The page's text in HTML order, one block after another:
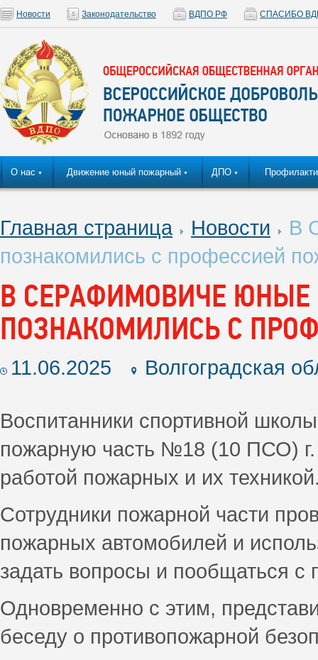
Новости Законодательство ВДПО РФ СПАСИБО
О нас ▼ Движение юный пожарный ▼ ДПО ▼
Главная страница Новости
В
познакомились с профессией
В СЕРАФИМОВИЧЕ ЮНЫЕ
ПОЗНАКОМИЛИСЬ С
11.06.2025 Волгоградская
Воспитанники спортивной
пожарную часть №18 (10 ПСО)
работой пожарных и их
Сотрудники пожарной части
пожарных автомобилей и
задать вопросы и пообщаться
Одновременно с этим,
беседу о противопожарной